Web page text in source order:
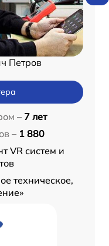
Петров
– 7 лет
– 1 880
VR систем и
техническое,